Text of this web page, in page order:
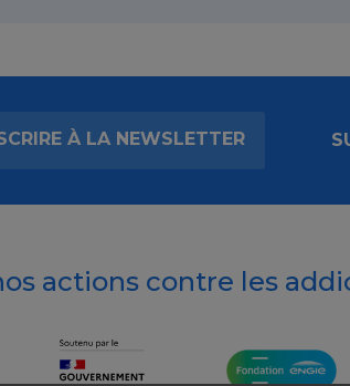
À LA NEWSLETTER
actions contre les